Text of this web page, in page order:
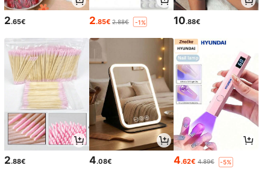
2.65€ 2.85€ 2.88€ -1% 10.88€
2.88€ 4.08€ 4.62€ 4.89€ -5%